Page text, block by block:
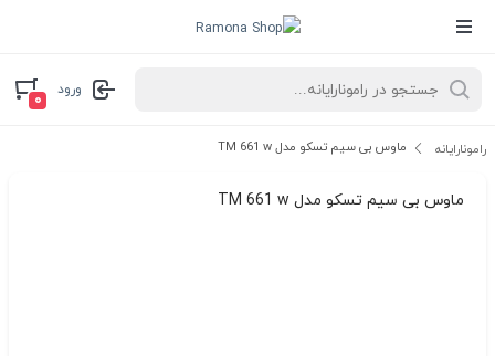
ورود
۰
رامونارایانه ماوس بی سیم تسکو مدل TM 661 w
ماوس بی سیم تسکو مدل TM 661 w